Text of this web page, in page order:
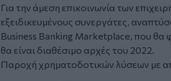
Για την άμεση επικοινωνία των
εξειδικευμένους συνεργάτες,
Business Banking Marketplace, που θα
θα είναι διαθέσιμο αρχές του 2022.
Παροχή χρηματοδοτικών λύσεων με